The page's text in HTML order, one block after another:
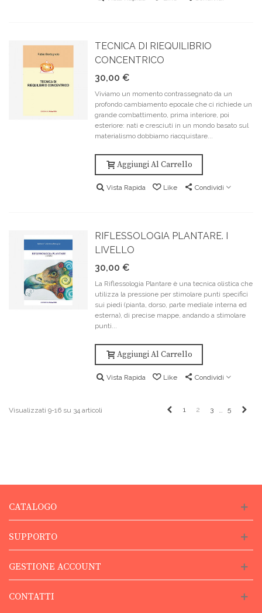
TECNICA DI RIEQUILIBRIO
CONCENTRICO
30,00 €
Viviamo un momento contrassegnato da un
profondo cambiamento epocale che ci richiede un
grande combattimento, prima interiore, poi
esteriore: nati e cresciuti in un mondo basato sul
materialismo dobbiamo riacquistare...
Aggiungi Al Carrello
Vista Rapida Like Condividi
RIFLESSOLOGIA PLANTARE. I
LIVELLO
30,00 €
La Riflessologia Plantare è una tecnica olistica che
utilizza la pressione per stimolare punti specifici
sui piedi (pianta, dorso, parte mediale interna ed
esterna), di precise mappe, andando a stimolare
punti...
Aggiungi Al Carrello
Vista Rapida Like Condividi
Visualizzati 9-16 su 34 articoli Precedente
1 2 3 5
CATALOGO
SUPPORTO
GESTIONE ACCOUNT
CONTATTI